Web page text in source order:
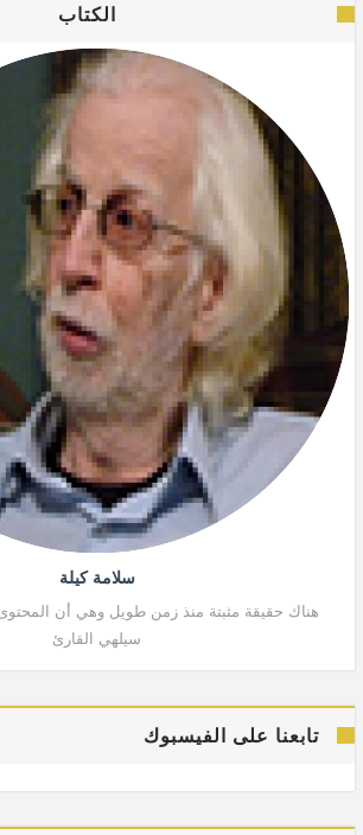
الكتاب
سلامة كيلة
هناك حقيقة مثبتة منذ زمن طويل وهي أن
سيلهي القارئ
تابعنا على الفيسبوك